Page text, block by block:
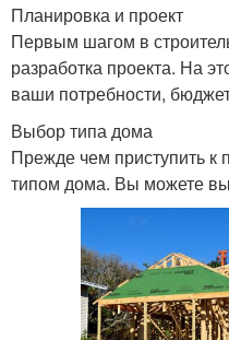
Планировка и проект
Первым шагом в
разработка проекта. На
ваши потребности,
Выбор типа дома
Прежде чем приступить к
типом дома. Вы можете